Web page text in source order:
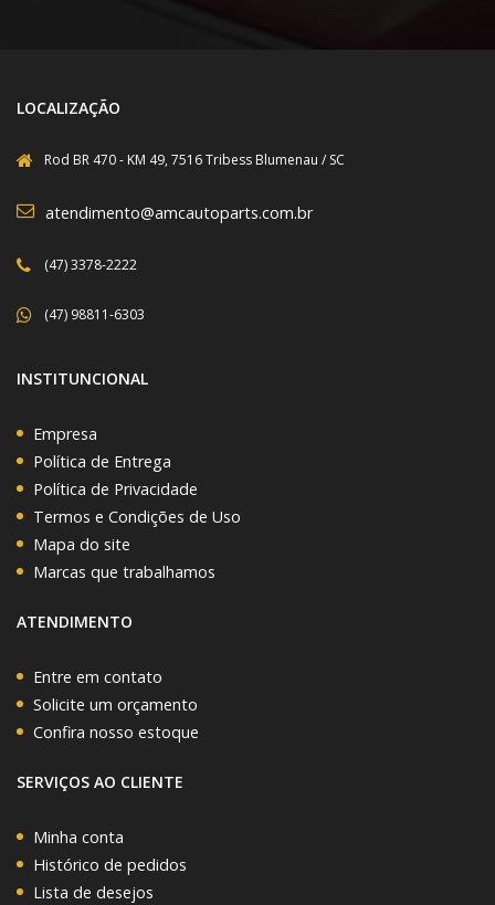
LOCALIZAÇÃO
Rod BR 470 - KM 49, 7516 Tribess Blumenau / SC
atendimento@amcautoparts.com.br
(47) 3378-2222
(47) 98811-6303
INSTITUNCIONAL
Empresa
Política de Entrega
Política de Privacidade
Termos e Condições de Uso
Mapa do site
Marcas que trabalhamos
ATENDIMENTO
Entre em contato
Solicite um orçamento
Confira nosso estoque
SERVIÇOS AO CLIENTE
Minha conta
Histórico de pedidos
Lista de desejos